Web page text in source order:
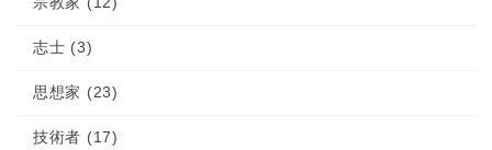
志士 (3)
思想家 (23)
技術者 (17)